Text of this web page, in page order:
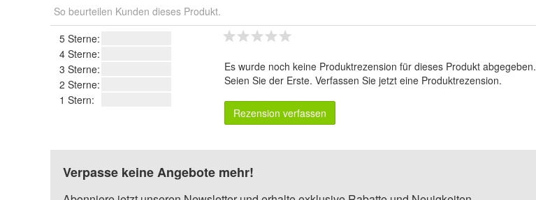
So beurteilen Kunden dieses Produkt.
5 Sterne:
4 Sterne:
3 Sterne:
2 Sterne:
1 Stern:
Es wurde noch keine Produktrezension für dieses Produkt abgegeben.
Seien Sie der Erste. Verfassen Sie jetzt eine Produktrezension.
Rezension verfassen
Verpasse keine Angebote mehr!